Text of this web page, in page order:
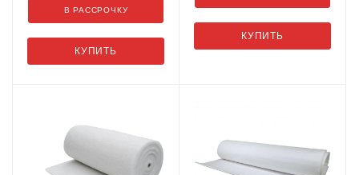
КУПИТЬ
В РАССРОЧКУ
КУПИТЬ